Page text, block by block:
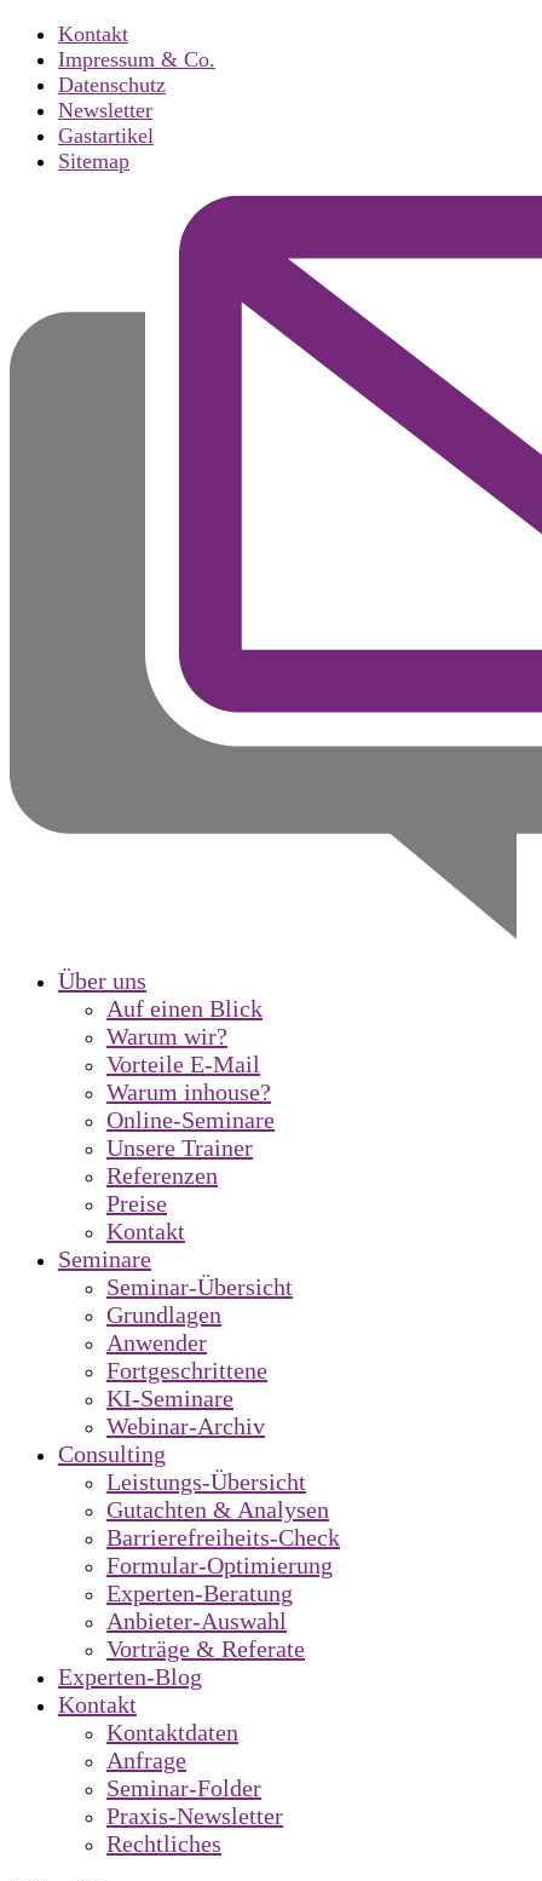
Kontakt
Impressum & Co.
Datenschutz
Newsletter
Gastartikel
Sitemap
Über uns
Auf einen Blick
Warum wir?
Vorteile E-Mail
Warum inhouse?
Online-Seminare
Unsere Trainer
Referenzen
Preise
Kontakt
Seminare
Seminar-Übersicht
Grundlagen
Anwender
Fortgeschrittene
KI-Seminare
Webinar-Archiv
Consulting
Leistungs-Übersicht
Gutachten & Analysen
Barrierefreiheits-Check
Formular-Optimierung
Experten-Beratung
Anbieter-Auswahl
Vorträge & Referate
Experten-Blog
Kontakt
Kontaktdaten
Anfrage
Seminar-Folder
Praxis-Newsletter
Rechtliches